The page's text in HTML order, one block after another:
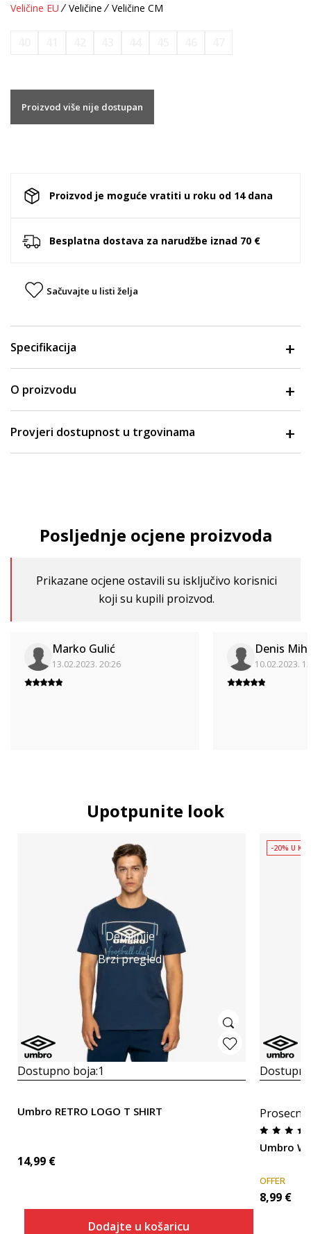
Veličine EU Veličine Veličine CM
Proizvod više nije dostupan
Proizvod je moguće vratiti u roku od 14 dana
Besplatna dostava za narudžbe iznad 70 €
Sačuvajte u listi želja
Specifikacija
O proizvodu
Provjeri dostupnost u trgovinama
Posljednje ocjene proizvoda
Prikazane ocjene ostavili su isključivo korisnici
koji su kupili proizvod.
Marko Gulić
13.02.2023. 20:26
Denis
10.02.2023.
Upotpunite look
Detaljnije
Brzi pregled
Dostupno boja:1
Umbro RETRO LOGO T SHIRT
14,99 €
Dodajte u košaricu
-20% U
Umbro
OFFER
8,99 €